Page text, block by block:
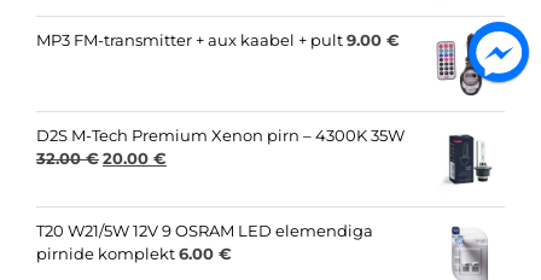
was:
28.00 €.
is:
20.00 €.
MP3 FM-transmitter + aux kaabel + pult9.00 €
D2S M-Tech Premium Xenon pirn – 4300K 35W
32.00€Original
was:
32.00 €.
20.00 €
is:
20.00 €.
T20 W21/5W 12V 9 OSRAM LED elemendiga
pirnide komplekt6.00 €